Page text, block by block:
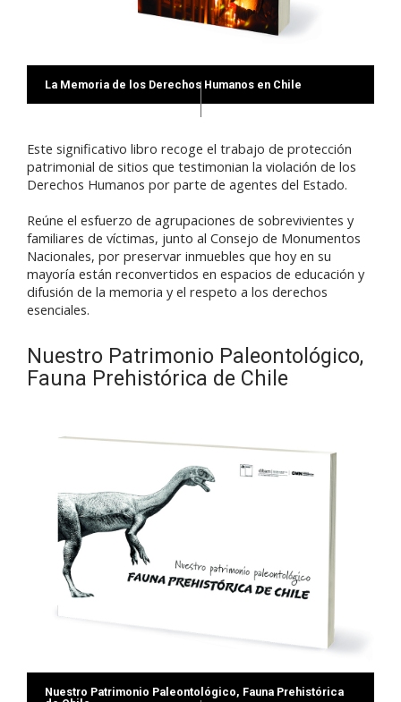
La Memoria de los Derechos Humanos en Chile
Este significativo libro recoge el trabajo de protección
patrimonial de sitios que testimonian la violación de los
Derechos Humanos por parte de agentes del Estado.
Reúne el esfuerzo de agrupaciones de sobrevivientes y
familiares de víctimas, junto al Consejo de Monumentos
Nacionales, por preservar inmuebles que hoy en su
mayoría están reconvertidos en espacios de educación y
difusión de la memoria y el respeto a los derechos
esenciales.
Nuestro Patrimonio Paleontológico,
Fauna Prehistórica de Chile
Nuestro Patrimonio Paleontológico, Fauna Prehistórica